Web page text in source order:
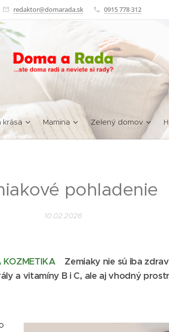
redaktor@domarada.sk 0915 778 312
krása Mamina Zelený domov
pohladenie
10.02.2026
KOZMETIKA
Zemiaky nie sú iba
a vitamíny B i C, ale aj vhodný